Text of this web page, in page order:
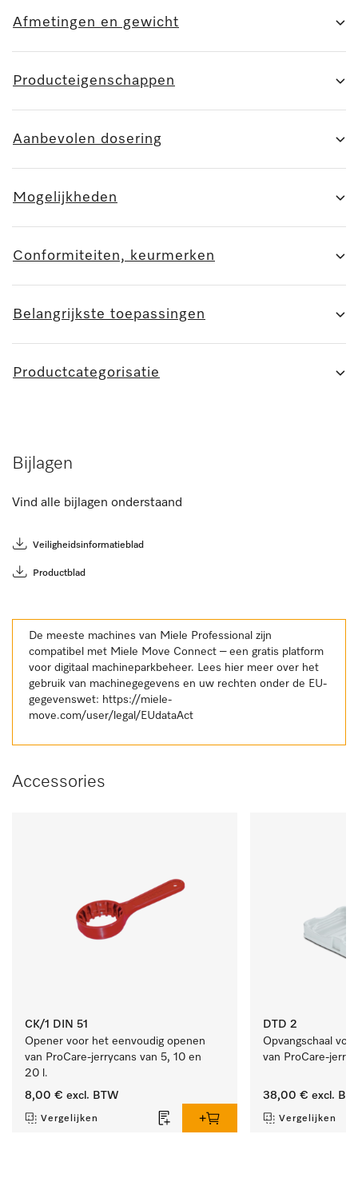
Afmetingen en gewicht
Producteigenschappen
Aanbevolen dosering
Mogelijkheden
Conformiteiten, keurmerken
Belangrijkste toepassingen
Productcategorisatie
Bijlagen
Vind alle bijlagen onderstaand
Veiligheidsinformatieblad
Productblad
De meeste machines van Miele Professional zijn
compatibel met Miele Move Connect – een gratis platform
voor digitaal machineparkbeheer. Lees hier meer over het
gebruik van machinegegevens en uw rechten onder de EU-
gegevenswet: https://miele-
move.com/user/legal/EUdataAct
Accessories
CK/1 DIN 51
Opener voor het eenvoudig openen
van ProCare-jerrycans van 5, 10 en
20 l.
8,00 € excl. BTW
Vergelijken
DTD 2
Opvangschaal
van ProCare-
38,00 € excl.
Vergelijken